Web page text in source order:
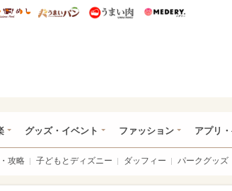
ィズニー特集
うまいめし うまいパン うまい肉
グッズ・イベント ファッション アプリ
攻略 子どもとディズニー ダッフィー パークグッズ